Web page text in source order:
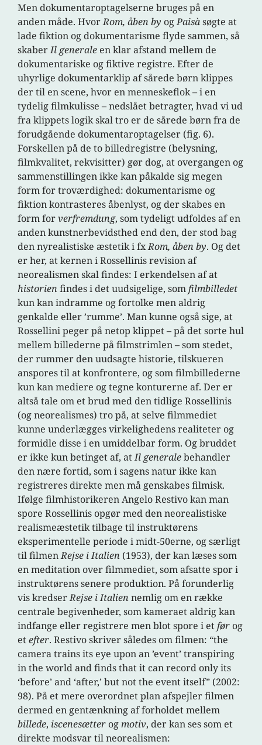
Men dokumentaroptagelserne bruges på en
anden måde. HvorRom, åben by ogPaisàsøgte at
lade fiktion og dokumentarisme flyde sammen, så
skaberIl generale en klar afstand mellem de
dokumentariske og fiktive registre. Efter de
uhyrlige dokumentarklip af sårede børn klippes
der til en scene, hvor en menneskeflok – i en
tydelig filmkulisse – nedslået betragter, hvad vi ud
fra klippets logik skal tro er de sårede børn fra de
forudgående dokumentaroptagelser (fig. 6).
Forskellen på de to billedregistre (belysning,
filmkvalitet, rekvisitter) gør dog, at overgangen og
sammenstillingen ikke kan påkalde sig megen
form for troværdighed: dokumentarisme og
fiktion kontrasteres åbenlyst, og der skabes en
form forverfremdung, som tydeligt udfoldes af en
anden kunstnerbevidsthed end den, der stod bag
den nyrealistiske æstetik i fxRom, åben by. Og det
er her, at kernen i Rossellinis revision af
neorealismen skal findes: I erkendelsen af at
historienfindes i det uudsigelige, somfilmbilledet
kun kan indramme og fortolke men aldrig
genkalde eller ’rumme’. Man kunne også sige, at
Rossellini peger på netop klippet – på det sorte hul
mellem billederne på filmstrimlen – som stedet,
der rummer den uudsagte historie, tilskueren
anspores til at konfrontere, og som filmbillederne
kun kan mediere og tegne konturerne af. Der er
altså tale om et brud med den tidlige Rossellinis
(og neorealismes) tro på, at selve filmmediet
kunne underlægges virkelighedens realiteter og
formidle disse i en umiddelbar form. Og bruddet
er ikke kun betinget af, atIl generalebehandler
den nære fortid, som i sagens natur ikke kan
registreres direkte men må genskabes filmisk.
Ifølge filmhistorikeren Angelo Restivo kan man
spore Rossellinis opgør med den neorealistiske
realismeæstetik tilbage til instruktørens
eksperimentelle periode i midt-50erne, og særligt
til filmenRejse i Italien (1953), der kan læses som
en meditation over filmmediet, som afsatte spor i
instruktørens senere produktion. På forunderlig
vis kredserRejse i Italiennemlig om en række
centrale begivenheder, som kameraet aldrig kan
indfange eller registrere men blot spore i etfør og
etefter. Restivo skriver således om filmen: “the
camera trains its eye upon an ’event’ transpiring
in the world and finds that it can record only its
‘before’ and ‘after,’ but not the event itself” (2002:
98). På et mere overordnet plan afspejler filmen
dermed en gentænkning af forholdet mellem
billede, iscenesætter ogmotiv, der kan ses som et
direkte modsvar til neorealismen: